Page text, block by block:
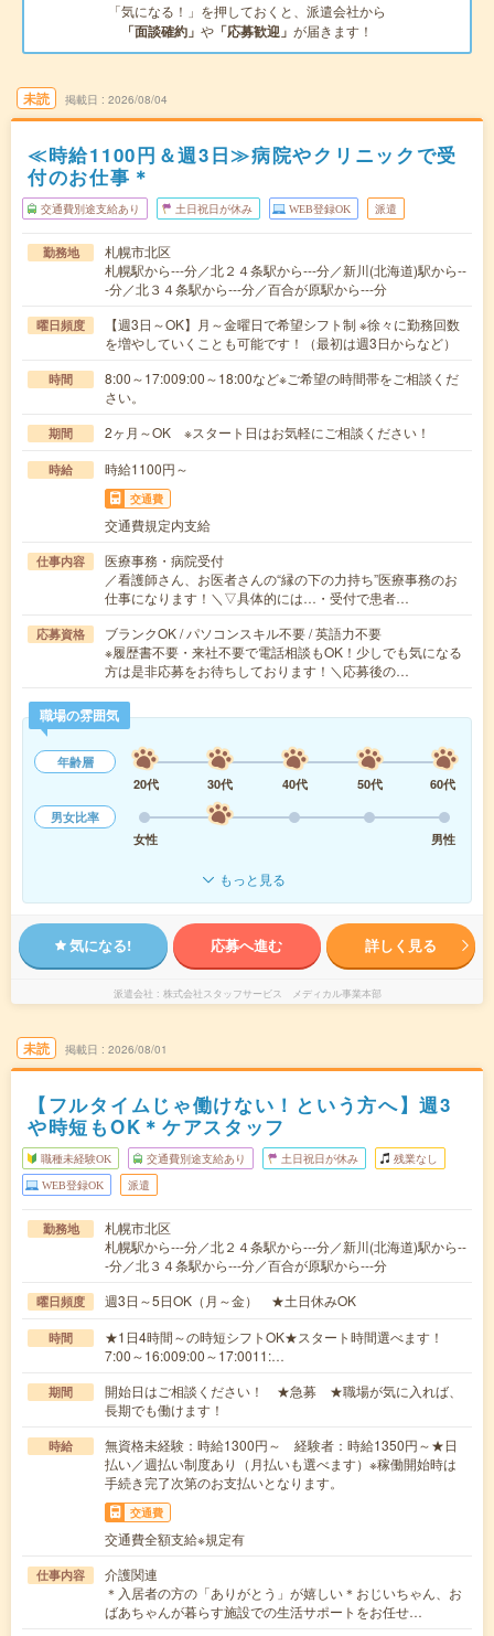
「気になる！」を押しておくと、派遣会社から
「面談確約」 や 「応募歓迎」 が届きます！
未読 掲載日 2026/08/04
≪時給1100円＆週3日≫病院やクリニックで受
付のお仕事＊
交通費別途支給あり 土日祝日が休み WEB登録OK 派遣
勤務地
札幌市北区
札幌駅から---分／北２４条駅から---分／新川(北海道)駅から--
-分／北３４条駅から---分／百合が原駅から---分
曜日頻度
【週3日～OK】月～金曜日で希望シフト制 ※徐々に勤務回数
を増やしていくことも可能です！（最初は週3日からなど）
時間
8:00～17:009:00～18:00など※ご希望の時間帯をご相談くだ
さい。
期間 2ヶ月～OK ※スタート日はお気軽にご相談ください！
時給 時給1100円～
交通費
交通費規定内支給
仕事内容
医療事務・病院受付
／看護師さん、お医者さんの“縁の下の力持ち”医療事務のお
仕事になります！＼▽具体的には…・受付で患者…
応募資格
ブランクOK / パソコンスキル不要 / 英語力不要
※履歴書不要・来社不要で電話相談もOK！少しでも気になる
方は是非応募をお待ちしております！＼応募後の…
職場の雰囲気
年齢層
20代
30代 40代 50代
60代
男女比率
女性
男性
もっと見る
気になる! 応募へ進む 詳しく見る
派遣会社 株式会社スタッフサービス メディカル事業本部
未読 掲載日 2026/08/01
【フルタイムじゃ働けない！という方へ】週3
や時短もOK＊ケアスタッフ
職種未経験OK 交通費別途支給あり 土日祝日が休み 残業なし
WEB登録OK 派遣
勤務地
札幌市北区
札幌駅から---分／北２４条駅から---分／新川(北海道)駅から--
-分／北３４条駅から---分／百合が原駅から---分
曜日頻度 週3日～5日OK（月～金） ★土日休みOK
時間
★1日4時間～の時短シフトOK★スタート時間選べます！
7:00～16:009:00～17:0011:…
期間
開始日はご相談ください！ ★急募 ★職場が気に入れば、
長期でも働けます！
時給
無資格未経験：時給1300円～ 経験者：時給1350円～★日
払い／週払い制度あり（月払いも選べます）※稼働開始時は
手続き完了次第のお支払いとなります。
交通費
交通費全額支給※規定有
仕事内容
介護関連
＊入居者の方の「ありがとう」が嬉しい＊おじいちゃん、お
ばあちゃんが暮らす施設での生活サポートをお任せ…